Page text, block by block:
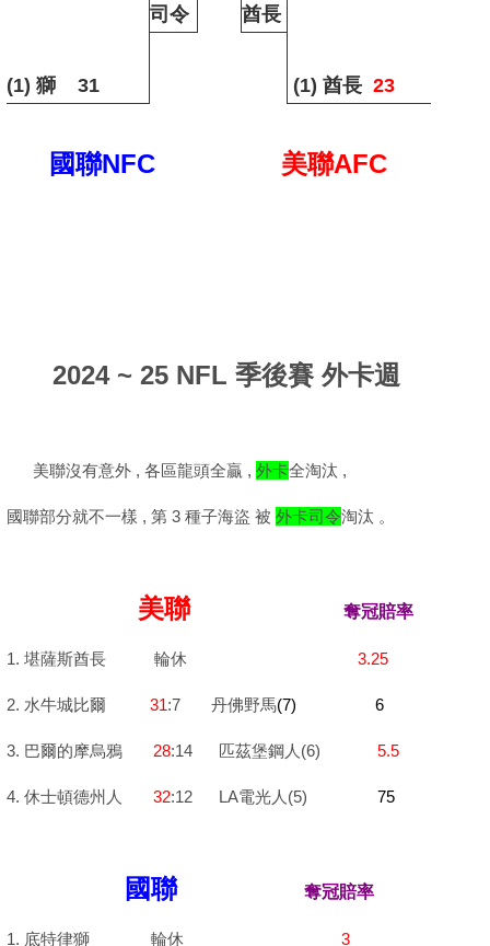
司令
酋長
(1) 獅 31 (1) 酋長 23
國聯NFC 美聯AFC
2024 ~ 25 NFL 季後賽 外卡週
美聯沒有意外 , 各區龍頭全贏 , 外卡全淘汰 ,
國聯部分就不一樣 , 第 3 種子海盜 被 外卡司令淘汰 。
美聯 奪冠賠率
1. 堪薩斯酋長 輪休 3.25
2. 水牛城比爾 31:7 丹佛野馬(7) 6
3. 巴爾的摩烏鴉 28:14 匹茲堡鋼人 (6) 5.5
4. 休士頓德州人 32:12 LA電光人(5) 75
國聯 奪冠賠率
1. 底特律獅 輪休 3